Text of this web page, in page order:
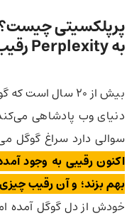
پرپلکسیتی
به Perplexity رقیب جدید گوگل
بیش از 20 سال
دنیای وب پادشاهی
سوالی دارد سراغ گوگل
اکنون رقیبی به وجود
بهم بزند؛ و آن رقیب
خودش از دل گوگل آمده